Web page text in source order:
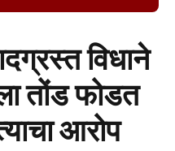
विधाने
तोंड फोडत
आरोप